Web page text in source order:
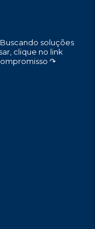
Buscando soluções
clique no link
↷